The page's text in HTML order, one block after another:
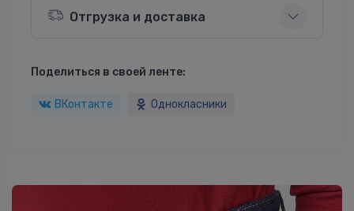
Отгрузка и доставка
Поделиться в своей ленте:
ВКонтакте Однокласники